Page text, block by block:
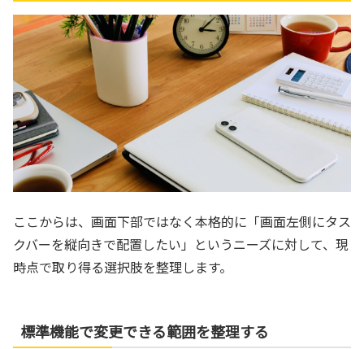
ここからは、画面下部ではなく本格的に「画面左側にタス
クバーを縦向きで配置したい」というニーズに対して、現
時点で取り得る選択肢を整理します。
標準機能で変更できる範囲を整理する